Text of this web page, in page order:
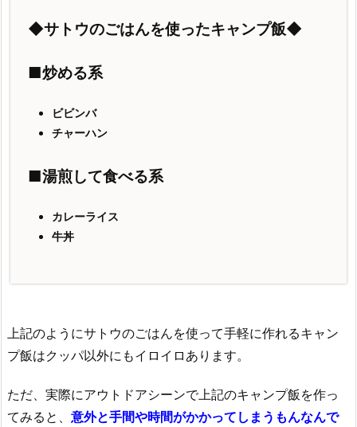
◆サトウのごはんを使ったキャンプ飯◆
■炒める系
ビビンバ
チャーハン
■湯煎して食べる系
カレーライス
牛丼
上記のようにサトウのごはんを使って手軽に作れるキャン
プ飯はクッパ以外にもイロイロあります。
ただ、実際にアウトドアシーンで上記のキャンプ飯を作っ
てみると、 意外と手間や時間がかかってしまうもんなんで